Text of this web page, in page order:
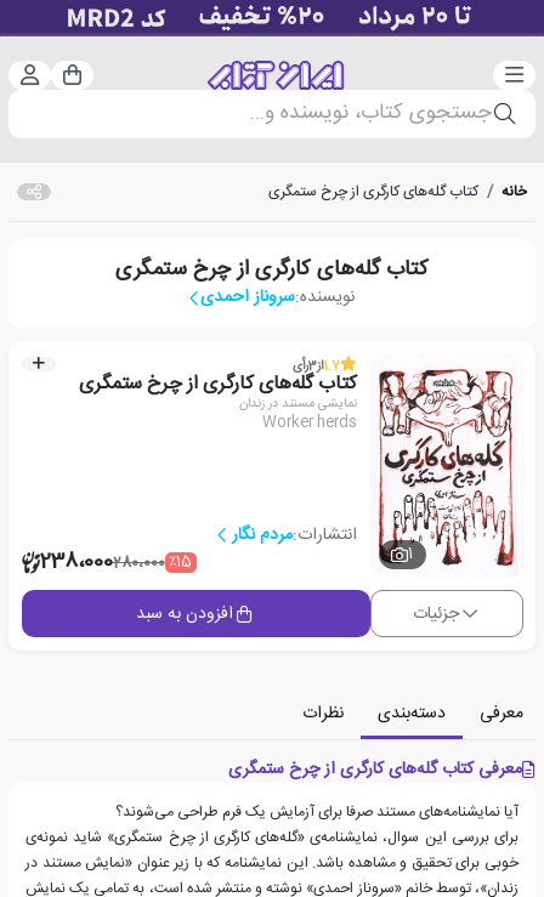
دسته‌بندی سبد
جستجوی کتاب، نویسنده و...
خانه / کتاب گله‌های کارگری از چرخ ستمگری
کتاب گله‌های کارگری از چرخ ستمگری
نویسنده:سروناز احمدی
1
1.7از3رأی
کتاب گله‌های کارگری از چرخ ستمگری
نمایشی مستند در زندان
Worker herds
انتشارات:مردم نگار
٪15280،000238،000
جزئیات افزودن به سبد
معرفی دسته‌بندی
نظرات
معرفی کتاب گله‌های کارگری از چرخ ستمگری
آیا نمایشنامه‌های مستند صرفا برای آزمایش یک فرم طراحی می‌شوند؟
برای بررسی این سوال، نمایشنامه‌ی «گله‌های کارگری از چرخ ستمگری» شاید نمونه‌ی
خوبی برای تحقیق و مشاهده باشد. این نمایشنامه که با زیر عنوان «نمایش مستند در
زندان»، توسط خانم «سروناز احمدی» نوشته و منتشر شده است، به تمامی یک نمایش